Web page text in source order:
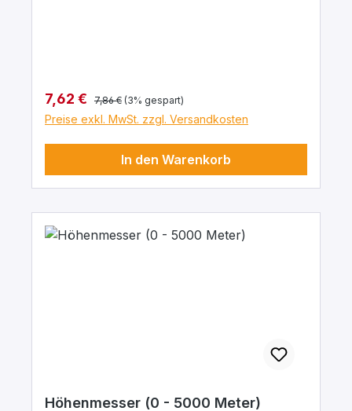
Verkaufspreis:
7,62 € Regulärer Preis:
7,86 € (3% gespart)
Preise exkl. MwSt. zzgl. Versandkosten
In den Warenkorb
Höhenmesser (0 - 5000 Meter)